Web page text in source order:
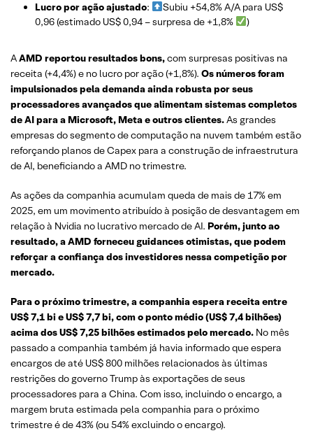
Lucro por ação ajustado:
Subiu +54,8% A/A para US$
0,96 (estimado US$ 0,94 – surpresa de +1,8%
)
AAMD reportou resultados bons,com surpresas positivas na
receita (+4,4%) e no lucro por ação (+1,8%). Os números foram
impulsionados pela demanda ainda robusta por seus
processadores avançados que alimentam sistemas completos
de AI para a Microsoft, Meta e outros clientes.As grandes
empresas do segmento de computação na nuvem também estão
reforçando planos de Capex para a construção de infraestrutura
de AI, beneficiando a AMD no trimestre.
As ações da companhia acumulam queda de mais de 17% em
2025, em um movimento atribuído à posição de desvantagem em
relação à Nvidia no lucrativo mercado de AI. Porém, junto ao
resultado, a AMD forneceu guidances otimistas, que podem
reforçar a confiança dos investidores nessa competição por
mercado.
Para o próximo trimestre, a companhia espera receita entre
US$ 7,1 bi e US$ 7,7 bi, com o ponto médio (US$ 7,4 bilhões)
acima dos US$ 7,25 bilhões estimados pelo mercado. No mês
passado a companhia também já havia informado que espera
encargos de até US$ 800 milhões relacionados às últimas
restrições do governo Trump às exportações de seus
processadores para a China. Com isso, incluindo o encargo, a
margem bruta estimada pela companhia para o próximo
trimestre é de 43% (ou 54% excluindo o encargo).